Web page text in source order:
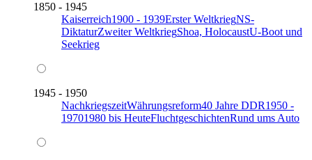
1850 - 1945
Kaiserreich1900 - 1939Erster WeltkriegNS-
DiktaturZweiter WeltkriegShoa, HolocaustU-Boot und
Seekrieg
1945 - 1950
NachkriegszeitWährungsreform40 Jahre DDR1950 -
19701980 bis HeuteFluchtgeschichtenRund ums Auto